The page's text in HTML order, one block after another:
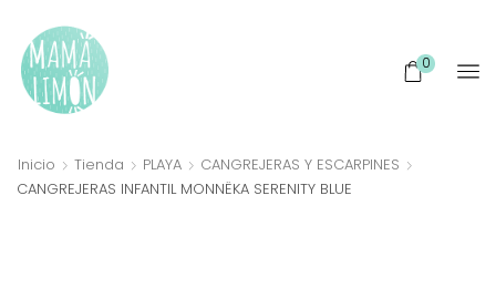
0
Inicio Tienda PLAYA
CANGREJERAS Y ESCARPINES
CANGREJERAS INFANTIL MONNËKA SERENITY BLUE